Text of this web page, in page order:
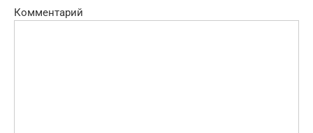
Комментарий